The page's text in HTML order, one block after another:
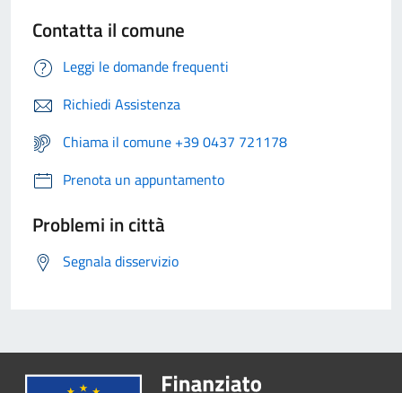
Contatta il comune
Leggi le domande frequenti
Richiedi Assistenza
Chiama il comune +39 0437 721178
Prenota un appuntamento
Problemi in città
Segnala disservizio